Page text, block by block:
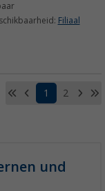
Filiaal
1 2
und